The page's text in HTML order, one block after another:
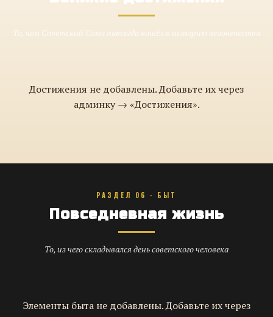
То, чем Советский Союз навсегда вошёл в историю человечества
Достижения не добавлены. Добавьте их через
админку → «Достижения».
РАЗДЕЛ 06 · БЫТ
Повседневная жизнь
То, из чего складывался день советского человека
Элементы быта не добавлены. Добавьте их через